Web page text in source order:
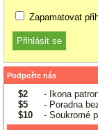
Zapamatovat
Podpořte nás
$2
- Ikona
$5
- Poradna
$10
- Soukromé